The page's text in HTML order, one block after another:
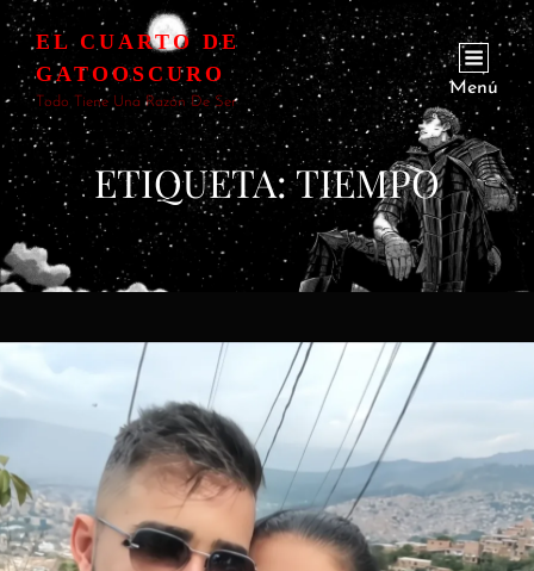
EL CUARTO DE
GATOOSCURO
Todo Tiene Una Razón De Ser
Menú
ETIQUETA:TIEMPO